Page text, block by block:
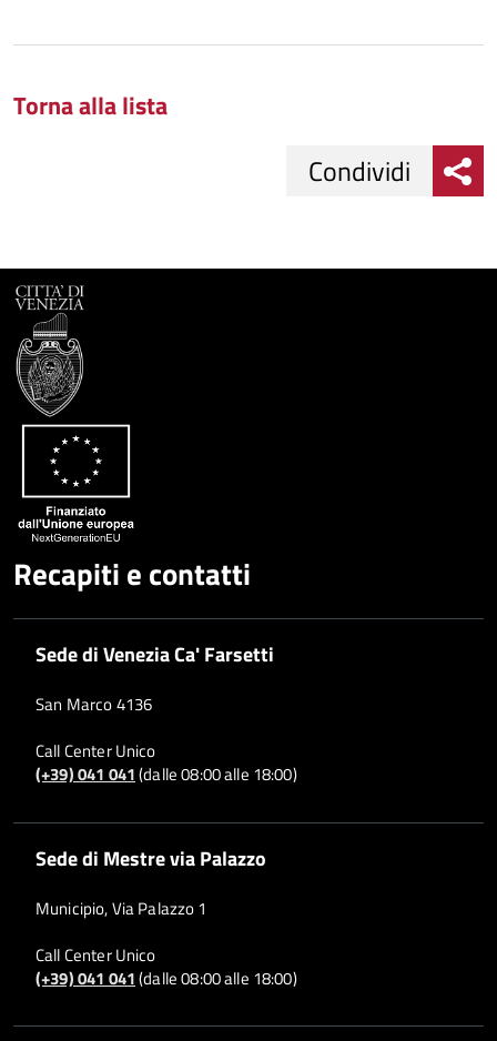
Torna alla lista
su
Condividi
Condividi
Recapiti e contatti
Sede di Venezia Ca' Farsetti
San Marco 4136
Call Center Unico
(+39) 041 041(dalle 08:00 alle 18:00)
Sede di Mestre via Palazzo
Municipio, Via Palazzo 1
Call Center Unico
(+39) 041 041(dalle 08:00 alle 18:00)